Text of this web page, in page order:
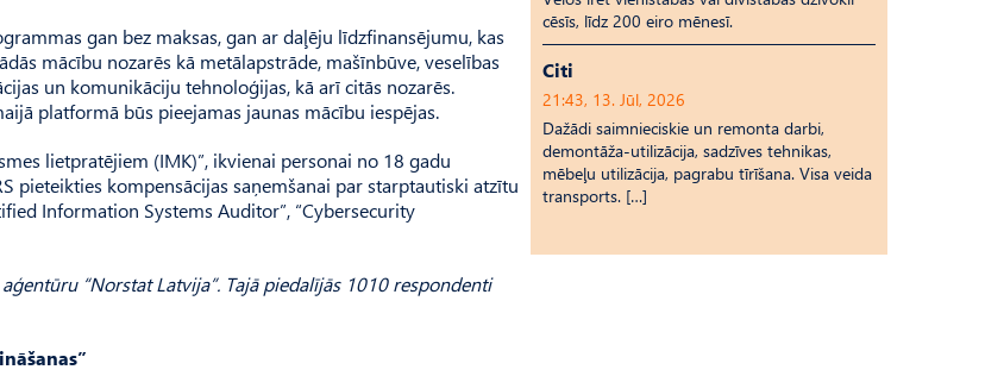
gan bez maksas, gan ar daļēju līdzfinansējumu, kas
mācību nozarēs kā metālapstrāde, mašīnbūve, veselības
un komunikāciju tehnoloģijas, kā arī citās nozarēs.
platformā būs pieejamas jaunas mācību iespējas.
lietpratējiem (IMK)”, ikvienai personai no 18 gadu
pieteikties kompensācijas saņemšanai par starptautiski atzītu
Information Systems Auditor”, “Cybersecurity
“Norstat Latvija”. Tajā piedalījās 1010 respondenti
cēsīs, līdz 200 eiro mēnesī.
Citi
21:43, 13. Jūl, 2026
Dažādi saimnieciskie un remonta darbi,
demontāža-utilizācija, sadzīves tehnikas,
mēbeļu utilizācija, pagrabu tīrīšana. Visa veida
transports. […]